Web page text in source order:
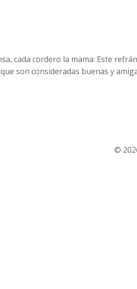
cada cordero la mama: Este
son consideradas buenas y
©